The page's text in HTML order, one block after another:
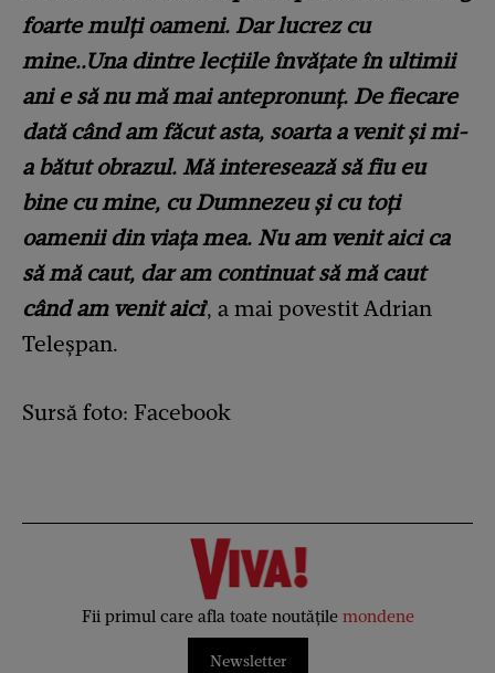
foarte mulți oameni. Dar lucrez cu
mine..Una dintre lecțiile învățate în ultimii
ani e să nu mă mai antepronunț. De fiecare
dată când am făcut asta, soarta a venit și mi-
a bătut obrazul. Mă interesează să fiu eu
bine cu mine, cu Dumnezeu și cu toți
oamenii din viața mea. Nu am venit aici ca
să mă caut, dar am continuat să mă caut
când am venit aici', a mai povestit Adrian
Teleșpan.
Sursă foto: Facebook
Fii primul care afla toate noutățile mondene
Newsletter